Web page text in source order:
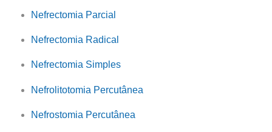
Nefrectomia Parcial
Nefrectomia Radical
Nefrectomia Simples
Nefrolitotomia Percutânea
Nefrostomia Percutânea